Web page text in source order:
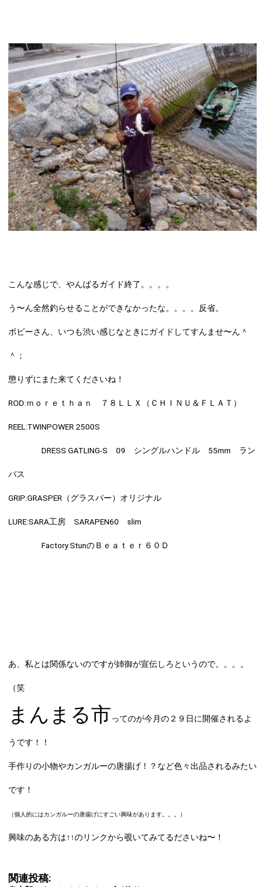
こんな感じで、やんばるガイド終了。。。。
う〜ん全然釣らせることができなかったな。。。。反省。
ボビーさん、いつも渋い感じなときにガイドしてすんませ〜ん＾
＾；
懲りずにまた来てくださいね！
ROD:ｍｏｒｅｔｈａｎ ７８ＬＬＸ（ＣＨＩＮＵ＆ＦＬＡＴ）
REEL:TWINPOWER 2500S
DRESS GATLING-S 09 シングルハンドル 55mm ラン
バス
GRIP:GRASPER（グラスパー）オリジナル
LURE:SARA工房 SARAPEN60 slim
Factory StunのＢｅａｔｅｒ６０Ｄ
あ、私とは関係ないのですが姉御が宣伝しろというので。。。。
（笑
まんまる市ってのが今月の２９日に開催されるよ
うです！！
手作りの小物やカンガルーの唐揚げ！？など色々出品されるみたい
です！
（個人的にはカンガルーの唐揚げにすごい興味があります。。。）
興味のある方は↑↑のリンクから覗いてみてるださいね〜！
関連投稿: